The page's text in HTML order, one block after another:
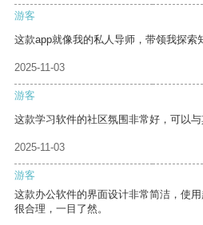
游客
这款app就像我的私人导师，带领我探索
2025-11-03
游客
这款学习软件的社区氛围非常好，可以与
2025-11-03
游客
这款办公软件的界面设计非常简洁，使
很合理，一目了然。